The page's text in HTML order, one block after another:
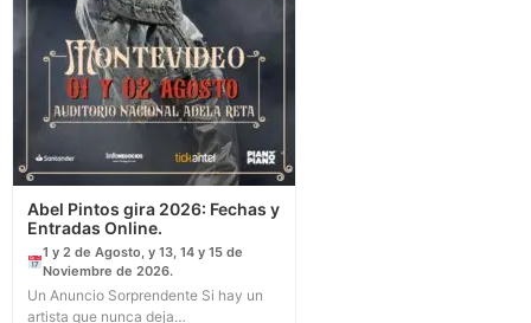
Abel Pintos gira 2026: Fechas y
Entradas Online.
1 y 2 de Agosto, y 13, 14 y 15 de
Noviembre de 2026.
Un Anuncio Sorprendente Si hay un
artista que nunca deja…